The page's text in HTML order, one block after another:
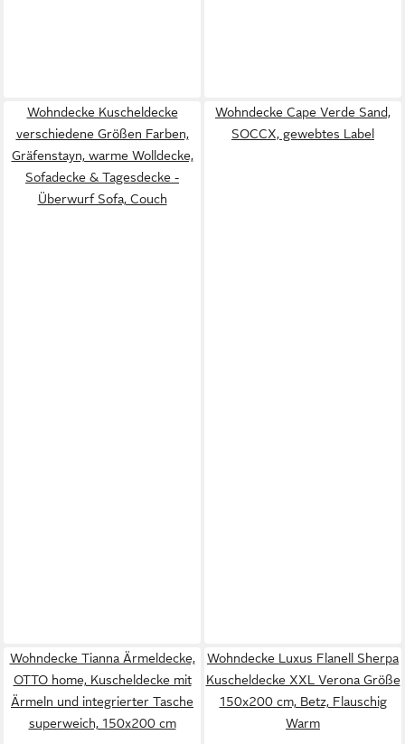
Wohndecke Kuscheldecke
verschiedene Größen Farben,
Gräfenstayn, warme Wolldecke,
Sofadecke & Tagesdecke -
Überwurf Sofa, Couch
Wohndecke Cape Verde Sand,
SOCCX, gewebtes Label
Wohndecke Tianna Ärmeldecke,
OTTO home, Kuscheldecke mit
Ärmeln und integrierter Tasche
superweich, 150x200 cm
Wohndecke Luxus Flanell Sherpa
Kuscheldecke XXL Verona Größe
150x200 cm, Betz, Flauschig
Warm